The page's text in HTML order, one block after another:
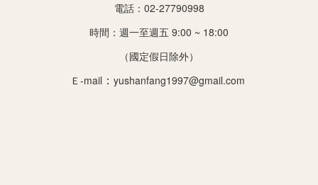
電話：02-27790998
時間： 週一至週五 9:00 ~ 18:00
（國定假日除外）
Ｅ-mail ： yushanfang1997@gmail.com